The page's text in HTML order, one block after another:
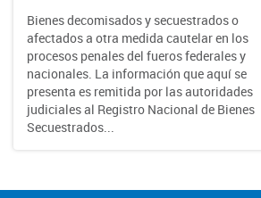
Bienes decomisados y secuestrados o
afectados a otra medida cautelar en los
procesos penales del fueros federales y
nacionales. La información que aquí se
presenta es remitida por las autoridades
judiciales al Registro Nacional de Bienes
Secuestrados...